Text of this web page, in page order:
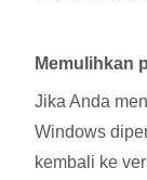
Memulihkan
Jika Anda
Windows
kembali ke